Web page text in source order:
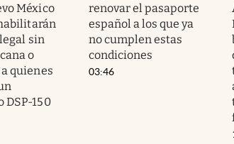
México
sin
o
quienes
DSP-150
renovar el pasaporte
español a los que ya
no cumplen estas
condiciones
03:46